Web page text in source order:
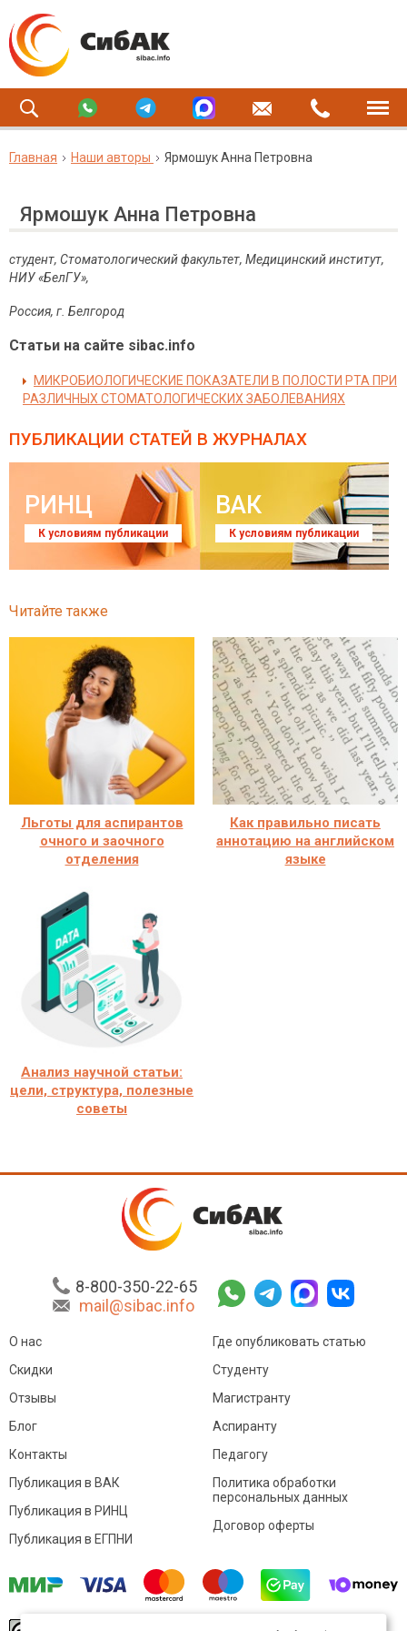
Главная Наши авторы Ярмошук Анна Петровна
Ярмошук Анна Петровна
студент, Стоматологический факультет, Медицинский институт,
НИУ «БелГУ»,
Россия, г. Белгород
Статьи на сайте sibac.info
МИКРОБИОЛОГИЧЕСКИЕ ПОКАЗАТЕЛИ В ПОЛОСТИ РТА ПРИ
РАЗЛИЧНЫХ СТОМАТОЛОГИЧЕСКИХ ЗАБОЛЕВАНИЯХ
ПУБЛИКАЦИИ СТАТЕЙ В ЖУРНАЛАХ
РИНЦ
К условиям публикации
ВАК
К условиям публикации
Читайте также
Льготы для аспирантов
очного и заочного
отделения
Как правильно писать
аннотацию на английском
языке
Анализ научной статьи:
цели, структура, полезные
советы
8-800-350-22-65
mail@sibac.info
О нас
Скидки
Отзывы
Блог
Контакты
Где опубликовать статью
Студенту
Магистранту
Аспиранту
Педагогу
Публикация в ВАК
Публикация в РИНЦ
Публикация в ЕГПНИ
Политика обработки
персональных данных
Договор оферты